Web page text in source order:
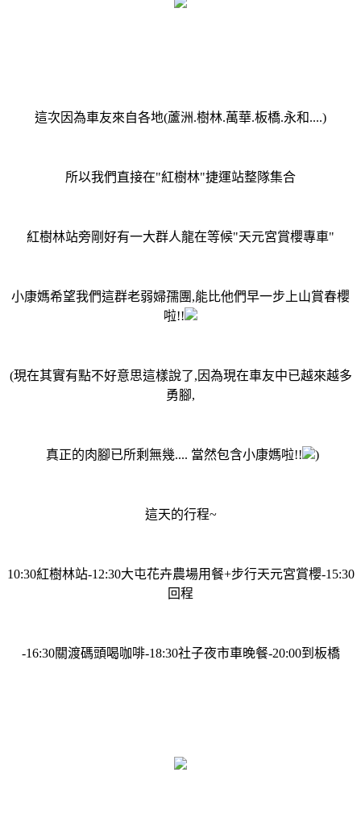
這次因為車友來自各地(蘆洲.樹林.萬華.板橋.永和....)
所以我們直接在"紅樹林"捷運站整隊集合
紅樹林站旁剛好有一大群人龍在等候"天元宮賞櫻專車"
小康媽希望我們這群老弱婦孺團,能比他們早一步上山賞春櫻
啦!!
(現在其實有點不好意思這樣說了,因為現在車友中已越來越多
勇腳,
真正的肉腳已所剩無幾.... 當然包含小康媽啦!! )
這天的行程~
10:30紅樹林站-12:30大屯花卉農場用餐+步行天元宮賞櫻-15:30
回程
-16:30關渡碼頭喝咖啡-18:30社子夜市車晚餐-20:00到板橋